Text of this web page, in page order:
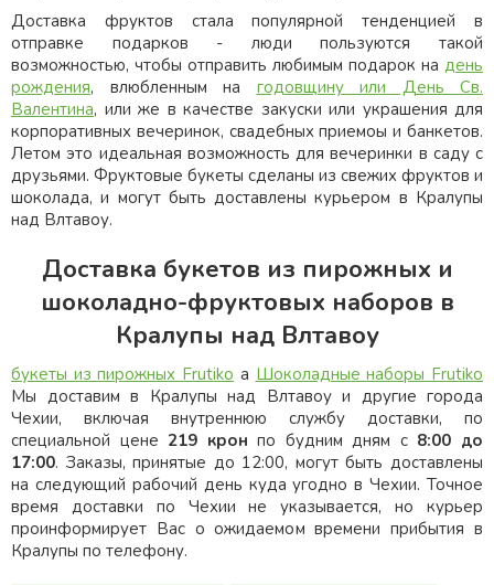
Доставка фруктов стала популярной тенденцией в
отправке подарков - люди пользуются такой
возможностью, чтобы отправить любимым подарок на день
рождения, влюбленным на годовщину или День Св.
Валентина, или же в качестве закуски или украшения для
корпоративных вечеринок, свадебных приемоы и банкетов.
Летом это идеальная возможность для вечеринки в саду с
друзьями. Фруктовые букеты сделаны из свежих фруктов и
шоколада, и могут быть доставлены курьером в Кралупы
над Влтавоу.
Доставка букетов из пирожных и
шоколадно-фруктовых наборов в
Кралупы над Влтавоу
букеты из пирожных Frutiko a Шоколадные наборы Frutiko
Мы доставим в Кралупы над Влтавоу и другие города
Чехии, включая внутреннюю службу доставки, по
специальной цене 219 кронпо будним дням с 8:00 до
17:00. Заказы, принятые до 12:00, могут быть доставлены
на следующий рабочий день куда угодно в Чехии. Точное
время доставки по Чехии не указывается, но курьер
проинформирует Вас о ожидаемом времени прибытия в
Кралупы по телефону.